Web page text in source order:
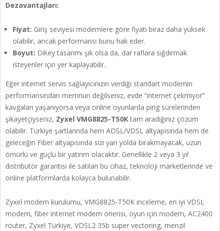
Dezavantajları:
Fiyat: Giriş seviyesi modemlere göre fiyatı biraz daha yüksek
olabilir, ancak performansı bunu hak eder.
Boyut: Dikey tasarımı şık olsa da, dar raflara sığdırmak
isteyenler için yer kaplayabilir.
Eğer internet servis sağlayıcınızın verdiği standart modemin
performansından memnun değilseniz, evde “internet çekmiyor”
kavgaları yaşanıyorsa veya online oyunlarda ping sürelerinden
şikayetçiyseniz, Zyxel VMG8825-T50Ktam aradığınız çözüm
olabilir. Türkiye şartlarında hem ADSL/VDSL altyapısında hem de
geleceğin Fiber altyapısında sizi yarı yolda bırakmayacak, uzun
ömürlü ve güçlü bir yatırım olacaktır. Genellikle 2 veya 3 yıl
distribütör garantisi ile satılan bu cihaz, teknoloji marketlerinde ve
online platformlarda kolayca bulunabilir.
Zyxel modem kurulumu, VMG8825-T50K inceleme, en iyi VDSL
modem, fiber internet modem önerisi, oyun için modem, AC2400
router, Zyxel Türkiye, VDSL2 35b super vectoring, menzil